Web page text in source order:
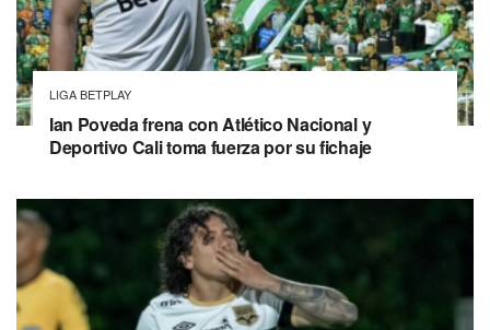
LIGA BETPLAY
Ian Poveda frena con Atlético Nacional y
Deportivo Cali toma fuerza por su fichaje